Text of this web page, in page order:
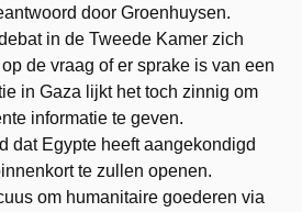
door Groenhuysen.
in de Tweede Kamer zich
de vraag of er sprake is van een
in Gaza lijkt het toch zinnig om
informatie te geven.
dat Egypte heeft aangekondigd
te zullen openen.
om humanitaire goederen via